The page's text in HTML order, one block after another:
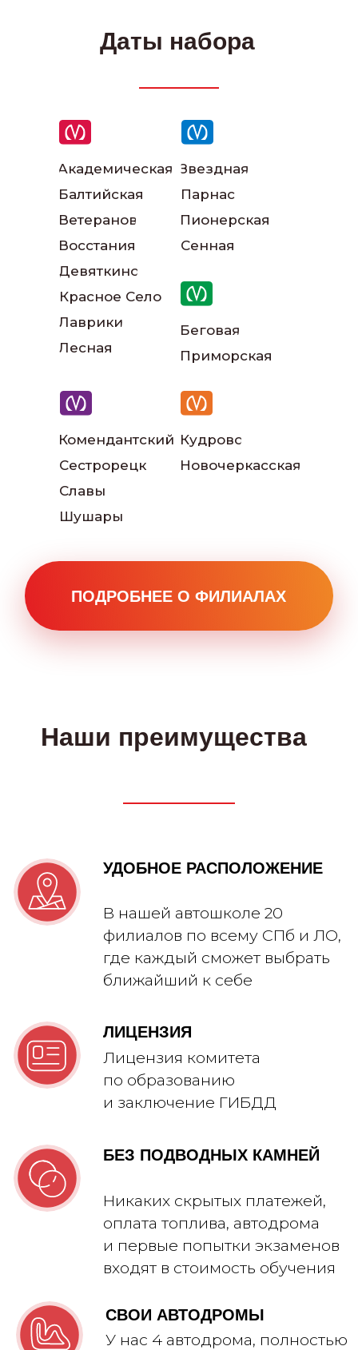
Даты набора
Академическая
Балтийская
Ветеранов
Восстания
Девяткино
Лаврики
Лесная
Звездная
Пионерская
Парнас
Сенная
Беговая
Приморская
Славы
Сестрорецк
Шушары
Кудрово
Новочеркасская
Комендантский
Красное Село
Написать в ВКонтакте